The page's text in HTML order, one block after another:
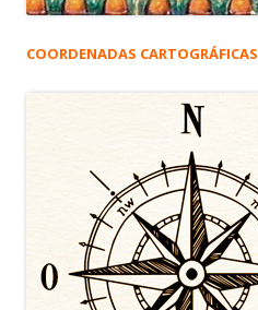
COORDENADAS CARTOGRÁFICAS